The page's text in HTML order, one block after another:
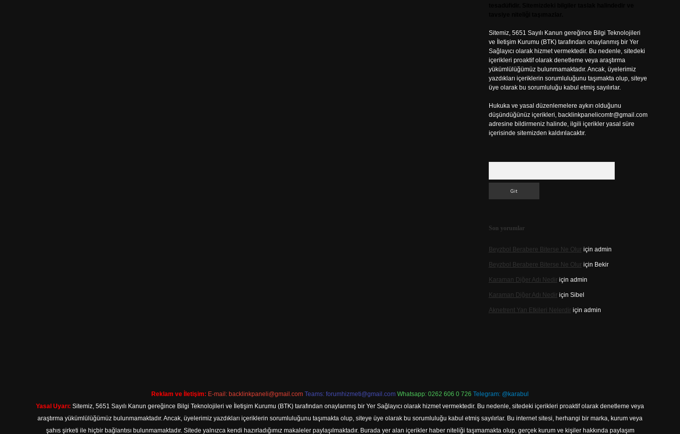
Sitemiz, 5651 Sayılı Kanun gereğince Bilgi Teknolojileri
ve İletişim Kurumu (BTK) tarafından onaylanmış bir Yer
Sağlayıcı olarak hizmet vermektedir. Bu nedenle, sitedeki
içerikleri proaktif olarak denetleme veya araştırma
yükümlülüğümüz bulunmamaktadır. Ancak, üyelerimiz
yazdıkları içeriklerin sorumluluğunu taşımakta olup, siteye
üye olarak bu sorumluluğu kabul etmiş sayılırlar.
Hukuka ve yasal düzenlemelere aykırı olduğunu
düşündüğünüz içerikleri, backlinkpanelicomtr@gmail.com
adresine bildirmeniz halinde, ilgili içerikler yasal süre
içerisinde sitemizden kaldırılacaktır.
Son yorumlar
Beyzbol Berabere Biterse Ne Oluriçin admin
Beyzbol Berabere Biterse Ne Oluriçin Bekir
Karaman Diğer Adı Nediriçin admin
Karaman Diğer Adı Nediriçin Sibel
Aknetrent Yan Etkileri Nelerdiriçin admin
Reklam ve İletişim: E-mail: backlinkpaneli@gmail.com Teams: forumhizmeti@gmail.com Whatsapp: 0262 606 0 726 Telegram: @karabul
Yasal Uyarı: Sitemiz, 5651 Sayılı Kanun gereğince Bilgi Teknolojileri ve İletişim Kurumu (BTK) tarafından onaylanmış bir Yer Sağlayıcı olarak hizmet vermektedir. Bu nedenle, sitedeki içerikleri proaktif olarak denetleme veya
araştırma yükümlülüğümüz bulunmamaktadır. Ancak, üyelerimiz yazdıkları içeriklerin sorumluluğunu taşımakta olup, siteye üye olarak bu sorumluluğu kabul etmiş sayılırlar. Bu internet sitesi, herhangi bir marka, kurum veya
şahıs şirketi ile hiçbir bağlantısı bulunmamaktadır. Sitede yalnızca kendi hazırladığımız makaleler paylaşılmaktadır. Burada yer alan içerikler haber niteliği taşımamakta olup, gerçek kurum ve kişiler hakkında paylaşım